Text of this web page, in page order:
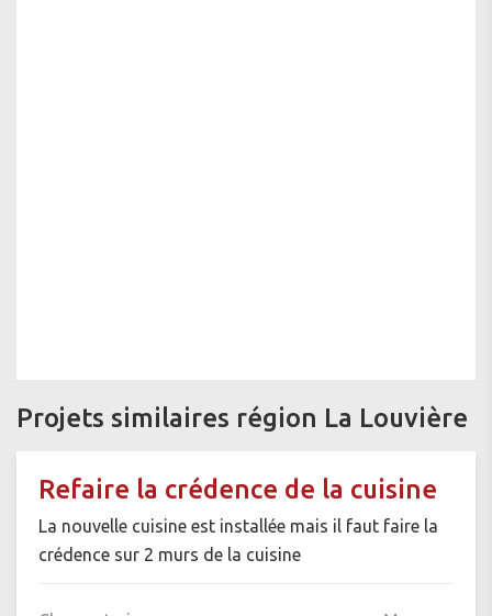
Projets similaires région La Louvière
Refaire la crédence de la cuisine
La nouvelle cuisine est installée mais il faut faire la
crédence sur 2 murs de la cuisine